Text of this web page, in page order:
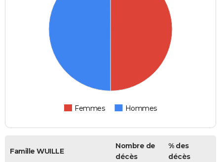
Femmes Hommes
Famille WUILLE
Nombre de
décès
% des
décès